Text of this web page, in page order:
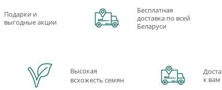
Подарки и
выгодные акции
Бесплатная
доставка по всей
Беларуси
Высокая
всхожесть семян
к вам